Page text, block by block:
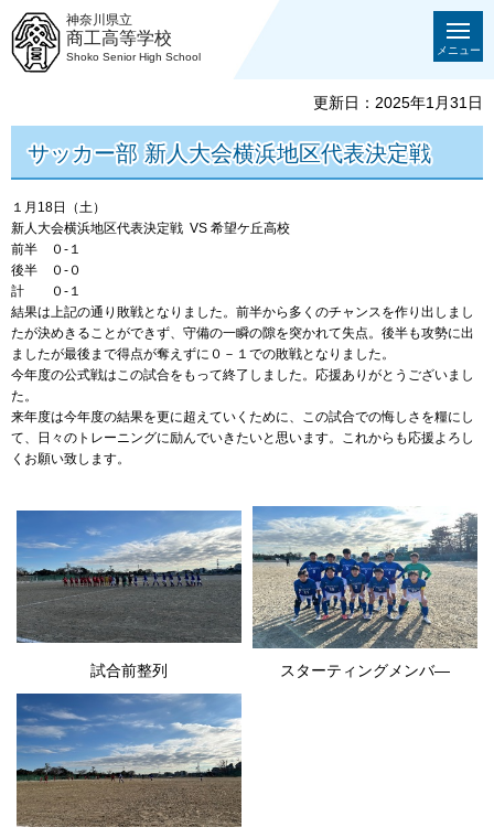
神奈川県立
商工高等学校
Shoko Senior High School
メニュー
更新日：2025年1月31日
サッカー部 新人大会横浜地区代表決定戦
１月18日（土）
新人大会横浜地区代表決定戦 VS 希望ケ丘高校
前半 ０-１
後半 ０-０
計 ０-１
結果は上記の通り敗戦となりました。前半から多くのチャンスを作り出しまし
たが決めきることができず、守備の一瞬の隙を突かれて失点。後半も攻勢に出
ましたが最後まで得点が奪えずに０－１での敗戦となりました。
今年度の公式戦はこの試合をもって終了しました。応援ありがとうございまし
た。
来年度は今年度の結果を更に超えていくために、この試合での悔しさを糧にし
て、日々のトレーニングに励んでいきたいと思います。これからも応援よろし
くお願い致します。
試合前整列 スターティングメンバ―